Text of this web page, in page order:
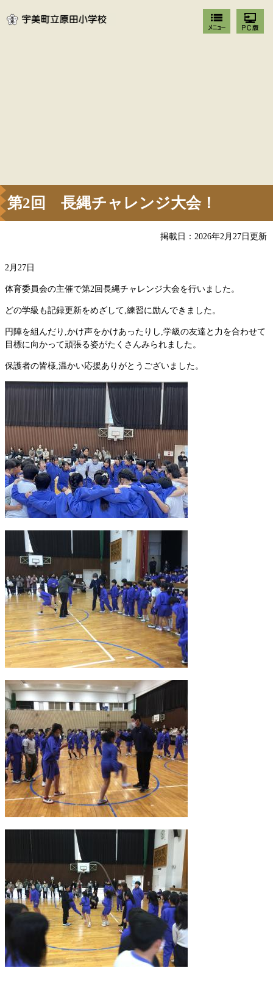
第2回 長縄チャレンジ大会！
掲載日：2026年2月27日更新
2月27日
体育委員会の主催で第2回長縄チャレンジ大会を行いました。
どの学級も記録更新をめざして,練習に励んできました。
円陣を組んだり,かけ声をかけあったりし,学級の友達と力を合わせて
目標に向かって頑張る姿がたくさんみられました。
保護者の皆様,温かい応援ありがとうございました。